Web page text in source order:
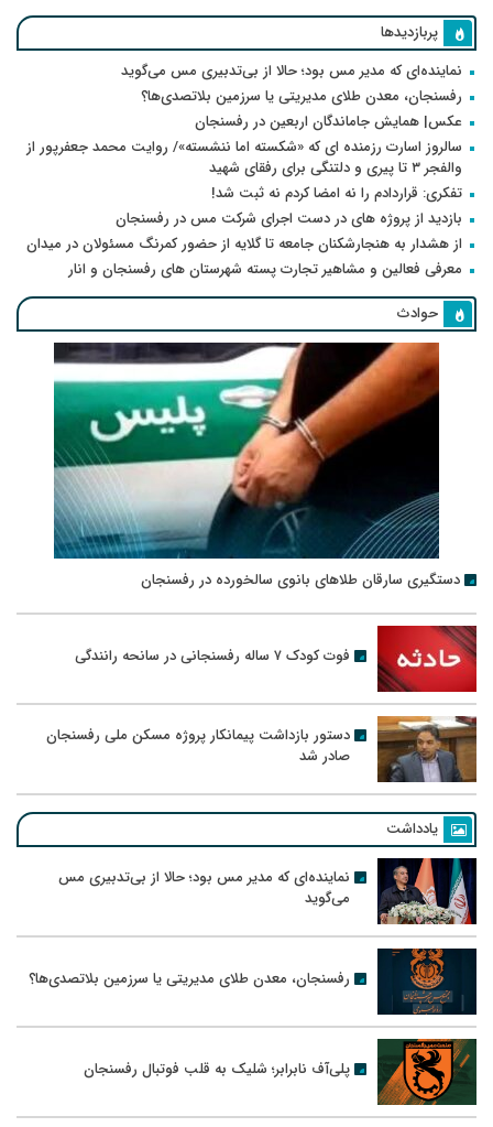
پربازدیدها
نماینده‌ای که مدیر مس بود؛ حالا از بی‌تدبیری مس می‌گوید
رفسنجان، معدن طلای مدیریتی یا سرزمین بلاتصدی‌ها؟
عکس| همایش جاماندگان اربعین در رفسنجان
سالروز اسارت رزمنده ای که «شکسته اما ننشسته»/ روایت محمد جعفرپور از
والفجر ۳ تا پیری و دلتنگی برای رفقای شهید
تفکری: قراردادم را نه امضا کردم نه ثبت شد!
بازدید از پروژه های در دست اجرای شرکت مس در رفسنجان
از هشدار به هنجارشکنان جامعه تا گلایه از حضور کمرنگ مسئولان در میدان
معرفی فعالین و مشاهیر تجارت پسته شهرستان های رفسنجان و انار
حوادث
دستگیری سارقان طلاهای بانوی سالخورده در رفسنجان
فوت کودک ۷ ساله رفسنجانی در سانحه رانندگی
دستور بازداشت پیمانکار پروژه مسکن ملی رفسنجان
صادر شد
یادداشت
نماینده‌ای که مدیر مس بود؛ حالا از بی‌تدبیری مس
می‌گوید
رفسنجان، معدن طلای مدیریتی یا سرزمین بلاتصدی‌ها؟
پلی‌آف نابرابر؛ شلیک به قلب فوتبال رفسنجان